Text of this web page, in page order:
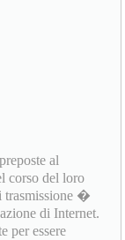
al
corso del loro
trasmissione �
di Internet.
per essere